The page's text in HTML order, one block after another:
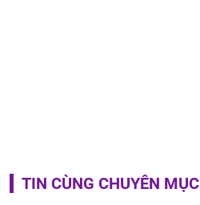
TIN CÙNG CHUYÊN MỤC